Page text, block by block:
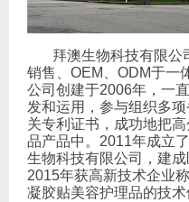
拜澳生物科技有限公
销售、OEM、ODM于一
公司创建于2006年，一
发和运用，参与组织多
关专利证书，成功地把
品产品中。2011年成立
生物科技有限公司，建
2015年获高新技术企业
凝胶贴美容护理品的技术